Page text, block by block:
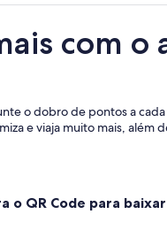
com o
o dobro de pontos a cada
e viaja muito mais, além
o QR Code para